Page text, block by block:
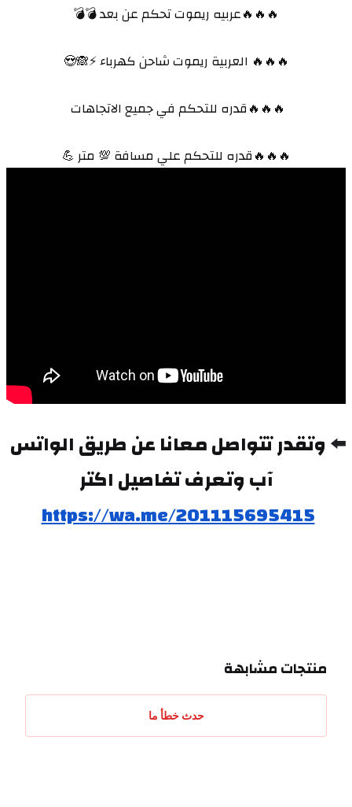
🔥🔥🔥عربيه ريموت تحكم عن بعد 💣💣
🔥🔥🔥 العربية ريموت شاحن كهرباء ⚡🙈😍
🔥🔥🔥قدره للتحكم في جميع الاتجاهات
🔥🔥🔥قدره للتحكم علي مسافة 💯 متر 💪
⬅️
آب وتعرف تفاصيل اكتر
https://wa.me/201115695415
منتجات مشابهة
حدث خطأ ما